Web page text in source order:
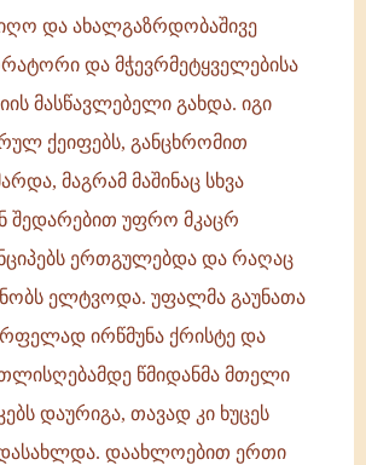
და ახალგაზრდობაშივე
და მჭევრმეტყველებისა
მასწავლებელი გახდა. იგი
ქეიფებს, განცხრომით
მაგრამ მაშინაც სხვა
შედარებით უფრო მკაცრ
ერთგულებდა და რაღაც
ელტვოდა. უფალმა გაუნათა
ირწმუნა ქრისტე და
წმიდანმა მთელი
დაურიგა, თავად კი ხუცეს
დაახლოებით ერთი